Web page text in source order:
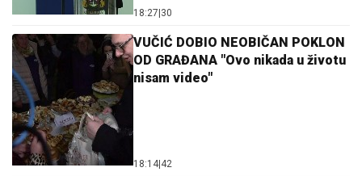
18:27 30
VUČIĆ DOBIO NEOBIČAN POKLON
OD GRAĐANA "Ovo nikada u životu
nisam video"
18:14 42